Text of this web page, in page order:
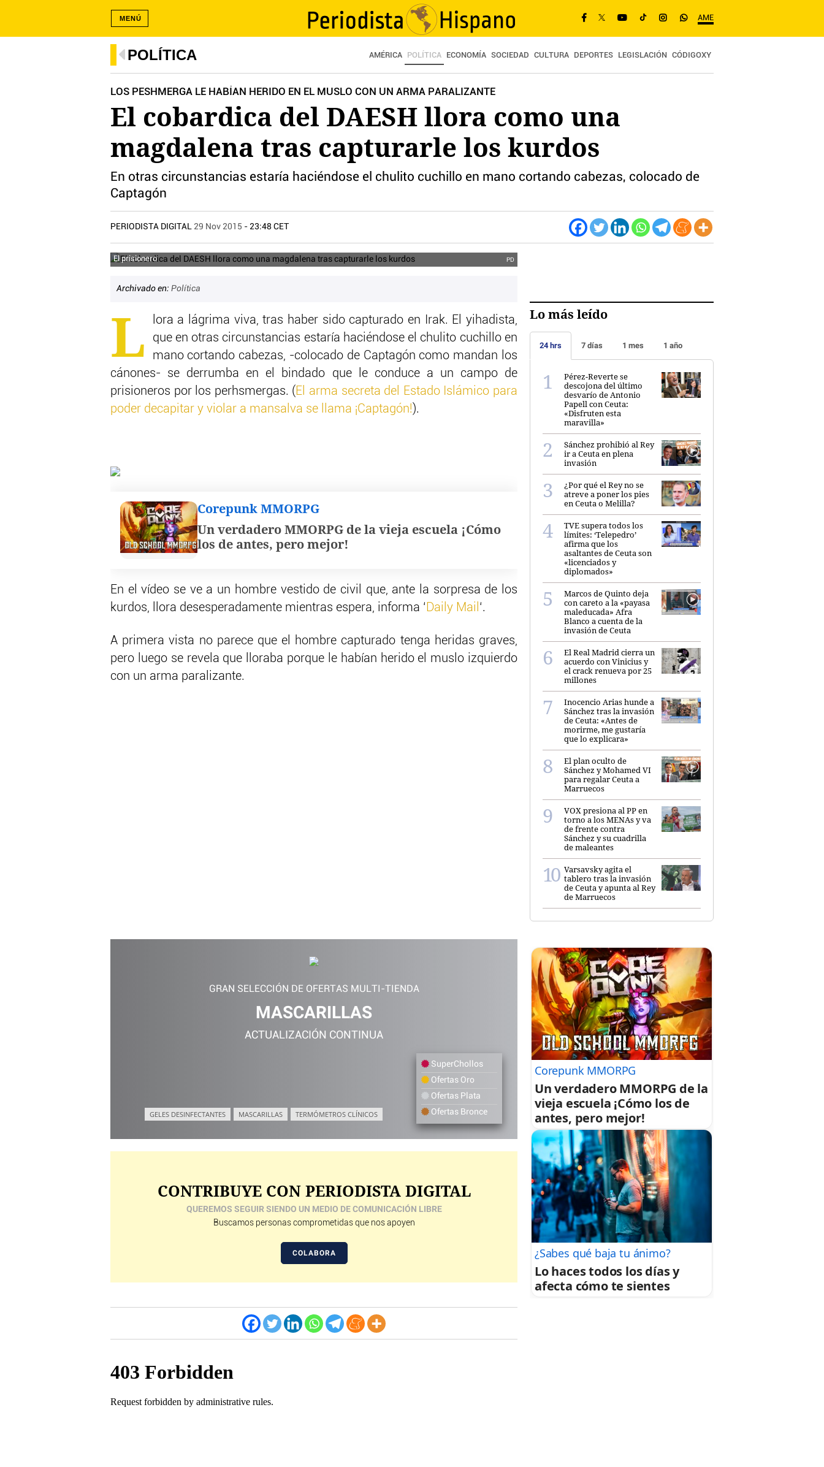
AME
MENÚ
POLÍTICA AMÉRICA POLÍTICA ECONOMÍA SOCIEDAD CULTURA DEPORTES LEGISLACIÓN CÓDIGOXY
LOS PESHMERGA LE HABÍAN HERIDO EN EL MUSLO CON UN ARMA PARALIZANTE
El cobardica del DAESH llora como una
magdalena tras capturarle los kurdos
En otras circunstancias estaría haciéndose el chulito cuchillo en mano cortando cabezas, colocado de
Captagón
PERIODISTA DIGITAL 29 Nov 2015 - 23:48 CET
El prisionero PD
Archivado en: Política
L
lora a lágrima viva, tras haber sido capturado en Irak. El yihadista,
que en otras circunstancias estaría haciéndose el chulito cuchillo en
mano cortando cabezas, -colocado de Captagón como mandan los
cánones- se derrumba en el bindado que le conduce a un campo de
prisioneros por los perhsmergas. ( El arma secreta del Estado Islámico para
poder decapitar y violar a mansalva se llama ¡Captagón! ).
Corepunk MMORPG
Un verdadero MMORPG de la vieja escuela ¡Cómo
los de antes, pero mejor!
En el vídeo se ve a un hombre vestido de civil que, ante la sorpresa de los
kurdos, llora desesperadamente mientras espera, informa ‘ Daily Mail ‘.
A primera vista no parece que el hombre capturado tenga heridas graves,
pero luego se revela que lloraba porque le habían herido el muslo izquierdo
con un arma paralizante.
GRAN SELECCIÓN DE OFERTAS MULTI-TIENDA
MASCARILLAS
ACTUALIZACIÓN CONTINUA
GELES DESINFECTANTES MASCARILLAS TERMÓMETROS CLÍNICOS
SuperChollos
Ofertas Oro
Ofertas Plata
Ofertas Bronce
CONTRIBUYE CON PERIODISTA DIGITAL
QUEREMOS SEGUIR SIENDO UN MEDIO DE COMUNICACIÓN LIBRE
Buscamos personas comprometidas que nos apoyen
COLABORA
Lo más leído
24 hrs 7 días 1 mes 1 año
Pérez-Reverte se
descojona del último
desvarío de Antonio
Papell con Ceuta:
«Disfruten esta
maravilla»
Sánchez prohibió al Rey
ir a Ceuta en plena
invasión
¿Por qué el Rey no se
atreve a poner los pies
en Ceuta o Melilla?
TVE supera todos los
límites: ‘Telepedro’
afirma que los
asaltantes de Ceuta son
«licenciados y
diplomados»
Marcos de Quinto deja
con careto a la «payasa
maleducada» Afra
Blanco a cuenta de la
invasión de Ceuta
El Real Madrid cierra un
acuerdo con Vinicius y
el crack renueva por 25
millones
Inocencio Arias hunde a
Sánchez tras la invasión
de Ceuta: «Antes de
morirme, me gustaría
que lo explicara»
El plan oculto de
Sánchez y Mohamed VI
para regalar Ceuta a
Marruecos
VOX presiona al PP en
torno a los MENAs y va
de frente contra
Sánchez y su cuadrilla
de maleantes
Varsavsky agita el
tablero tras la invasión
de Ceuta y apunta al Rey
de Marruecos
Corepunk MMORPG
Un verdadero MMORPG de la
vieja escuela ¡Cómo los de
antes, pero mejor!
¿Sabes qué baja tu ánimo?
Lo haces todos los días y
afecta cómo te sientes